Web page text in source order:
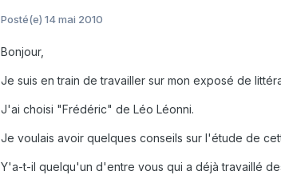
Posté(e) 14 mai 2010
Bonjour,
Je suis en train de travailler sur mon exposé de
J'ai choisi "Frédéric" de Léo Léonni.
Je voulais avoir quelques conseils sur l'étude de
Y'a-t-il quelqu'un d'entre vous qui a déjà travaillé